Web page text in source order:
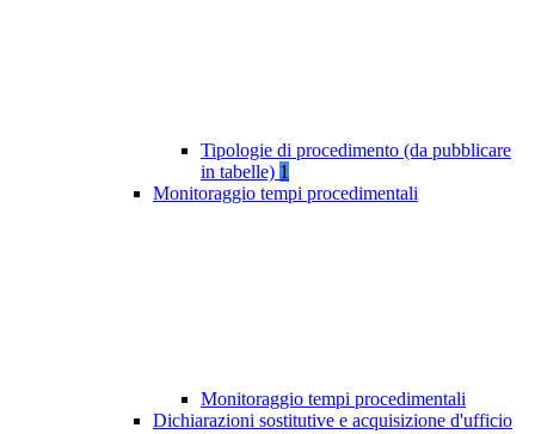
Tipologie di procedimento (da pubblicare
in tabelle) 1
Monitoraggio tempi procedimentali
Monitoraggio tempi procedimentali
Dichiarazioni sostitutive e acquisizione d'ufficio